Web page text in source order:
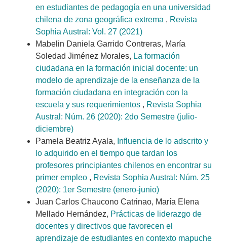
en estudiantes de pedagogía en una universidad
chilena de zona geográfica extrema , Revista
Sophia Austral: Vol. 27 (2021)
Mabelin Daniela Garrido Contreras, María
Soledad Jiménez Morales, La formación
ciudadana en la formación inicial docente: un
modelo de aprendizaje de la enseñanza de la
formación ciudadana en integración con la
escuela y sus requerimientos , Revista Sophia
Austral: Núm. 26 (2020): 2do Semestre (julio-
diciembre)
Pamela Beatriz Ayala, Influencia de lo adscrito y
lo adquirido en el tiempo que tardan los
profesores principiantes chilenos en encontrar su
primer empleo , Revista Sophia Austral: Núm. 25
(2020): 1er Semestre (enero-junio)
Juan Carlos Chaucono Catrinao, María Elena
Mellado Hernández, Prácticas de liderazgo de
docentes y directivos que favorecen el
aprendizaje de estudiantes en contexto mapuche